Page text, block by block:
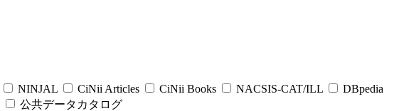
NINJAL CiNii Articles CiNii Books NACSIS-CAT/ILL
DBpedia
公共データカタログ